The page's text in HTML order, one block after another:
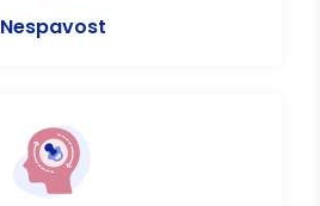
Nespavost